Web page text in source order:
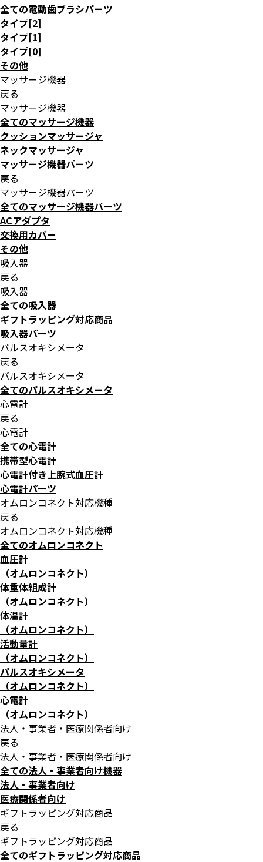
全ての電動歯ブラシパーツ
タイプ[2]
タイプ[1]
タイプ[0]
その他
マッサージ機器
戻る
マッサージ機器
全てのマッサージ機器
クッションマッサージャ
ネックマッサージャ
マッサージ機器パーツ
戻る
マッサージ機器パーツ
全てのマッサージ機器パーツ
ACアダプタ
交換用カバー
その他
吸入器
戻る
吸入器
全ての吸入器
ギフトラッピング対応商品
吸入器パーツ
パルスオキシメータ
戻る
パルスオキシメータ
全てのパルスオキシメータ
心電計
戻る
心電計
全ての心電計
携帯型心電計
心電計付き上腕式血圧計
心電計パーツ
オムロンコネクト対応機種
戻る
オムロンコネクト対応機種
全てのオムロンコネクト
血圧計
（オムロンコネクト）
体重体組成計
（オムロンコネクト）
体温計
（オムロンコネクト）
活動量計
（オムロンコネクト）
パルスオキシメータ
（オムロンコネクト）
心電計
（オムロンコネクト）
法人・事業者・医療関係者向け
戻る
法人・事業者・医療関係者向け
全ての法人・事業者向け機器
法人・事業者向け
医療関係者向け
ギフトラッピング対応商品
戻る
ギフトラッピング対応商品
全てのギフトラッピング対応商品